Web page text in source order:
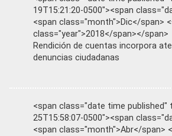
19T15:21:20-0500"><span
<span class="month">Dic</span>
class="year">2018</span></span>
Rendición de cuentas incorpora
denuncias ciudadanas
<span class="date time published"
25T15:58:07-0500"><span
<span class="month">Abr</span>